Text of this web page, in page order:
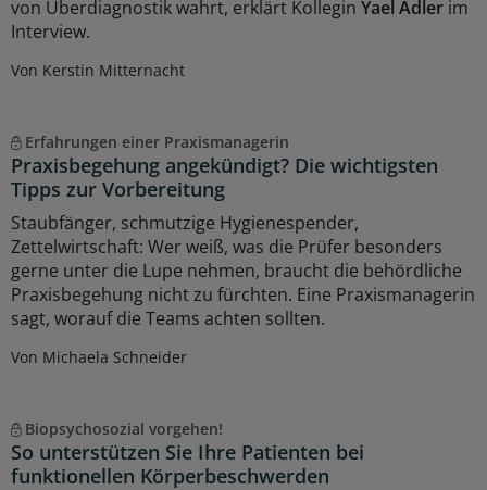
von Überdiagnostik wahrt, erklärt Kollegin Yael Adler im
Interview.
Von Kerstin Mitternacht
Erfahrungen einer Praxismanagerin
Praxisbegehung angekündigt? Die wichtigsten
Tipps zur Vorbereitung
Staubfänger, schmutzige Hygienespender,
Zettelwirtschaft: Wer weiß, was die Prüfer besonders
gerne unter die Lupe nehmen, braucht die behördliche
Praxisbegehung nicht zu fürchten. Eine Praxismanagerin
sagt, worauf die Teams achten sollten.
Von Michaela Schneider
Biopsychosozial vorgehen!
So unterstützen Sie Ihre Patienten bei
funktionellen Körperbeschwerden